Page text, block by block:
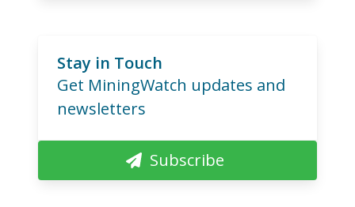
Stay in Touch
Get MiningWatch updates and
newsletters
Subscribe